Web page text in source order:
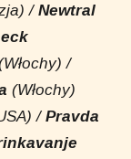
/Newtral
/
(Włochy)
/Pravda